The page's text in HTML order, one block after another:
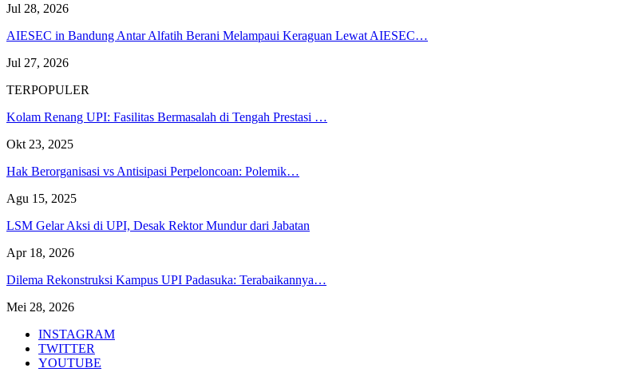
Jul 28, 2026
AIESEC in Bandung Antar Alfatih Berani Melampaui Keraguan Lewat AIESEC…
Jul 27, 2026
TERPOPULER
Kolam Renang UPI: Fasilitas Bermasalah di Tengah Prestasi …
Okt 23, 2025
Hak Berorganisasi vs Antisipasi Perpeloncoan: Polemik…
Agu 15, 2025
LSM Gelar Aksi di UPI, Desak Rektor Mundur dari Jabatan
Apr 18, 2026
Dilema Rekonstruksi Kampus UPI Padasuka: Terabaikannya…
Mei 28, 2026
INSTAGRAM
TWITTER
YOUTUBE